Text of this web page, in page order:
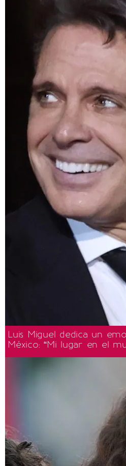
Luis Miguel dedica un
México: “Mi lugar en el